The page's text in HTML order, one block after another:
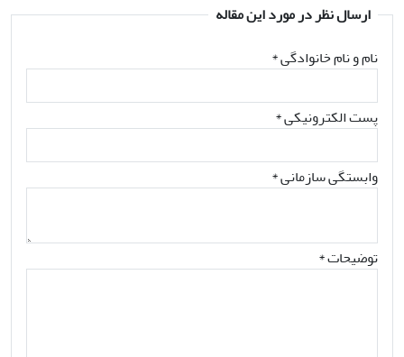
ارسال نظر در مورد این مقاله
نام و نام خانوادگی*
پست الکترونیکی*
وابستگی سازمانی *
توضیحات *